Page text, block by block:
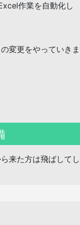
作業を自動化し
変更をやっていきま
来た方は飛ばしてし